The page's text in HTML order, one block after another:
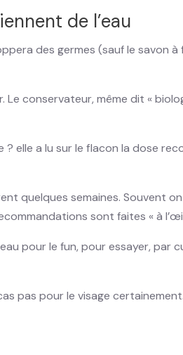
de l’eau
des germes (sauf le savon
conservateur, même dit «
a lu sur le flacon la dose
quelques semaines. Souvent
sont faites « à
pour le fun, pour essayer,
pas pour le visage certainement.